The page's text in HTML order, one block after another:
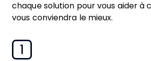
chaque solution pour vous aider à
vous conviendra le mieux.
1